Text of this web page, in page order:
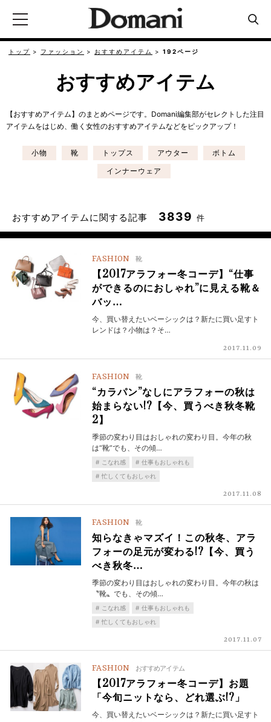
トップ ファッション おすすめアイテム 192ページ
おすすめアイテム
【おすすめアイテム】のまとめページです。Domani編集部がセレクトした注目
アイテムをはじめ、働く女性のおすすめアイテムなどをピックアップ！
小物 靴 トップス アウター
ボトム
インナーウェア
おすすめアイテムに関する記事 3839 件
FASHION 靴
【2017アラフォー冬コーデ】“仕事
ができるのにおしゃれ”に見える靴＆
バッ…
今、買い替えたいベーシックは？新たに買い足すト
レンドは？小物は？そ…
2017.11.09
FASHION 靴
“カラパン”なしにアラフォーの秋は
始まらない!?【今、買うべき秋冬靴
2】
季節の変わり目はおしゃれの変わり目。今年の秋
は“靴”でも、その傾…
こなれ感
仕事もおしゃれも
忙しくてもおしゃれ
2017.11.08
FASHION 靴
知らなきゃマズイ！この秋冬、アラ
フォーの足元が変わる!?【今、買う
べき秋冬…
季節の変わり目はおしゃれの変わり目。今年の秋は
〝靴〟でも、その傾…
こなれ感
仕事もおしゃれも
忙しくてもおしゃれ
2017.11.07
FASHION おすすめアイテム
【2017アラフォー冬コーデ】お題
「今旬ニットなら、どれ選ぶ!?」
今、買い替えたいベーシックは？新たに買い足すト